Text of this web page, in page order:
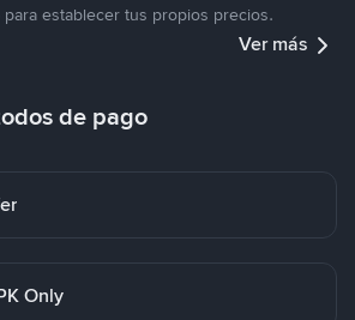
establecer tus propios precios.
Ver más
de pago
Only